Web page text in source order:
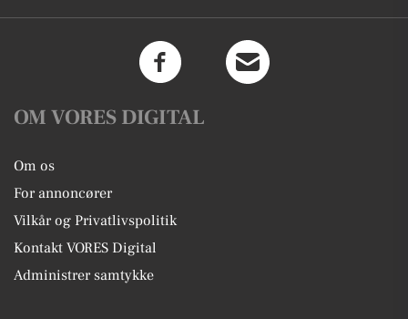
OM VORES DIGITAL
Om os
For annoncører
Vilkår og Privatlivspolitik
Kontakt VORES Digital
Administrer samtykke